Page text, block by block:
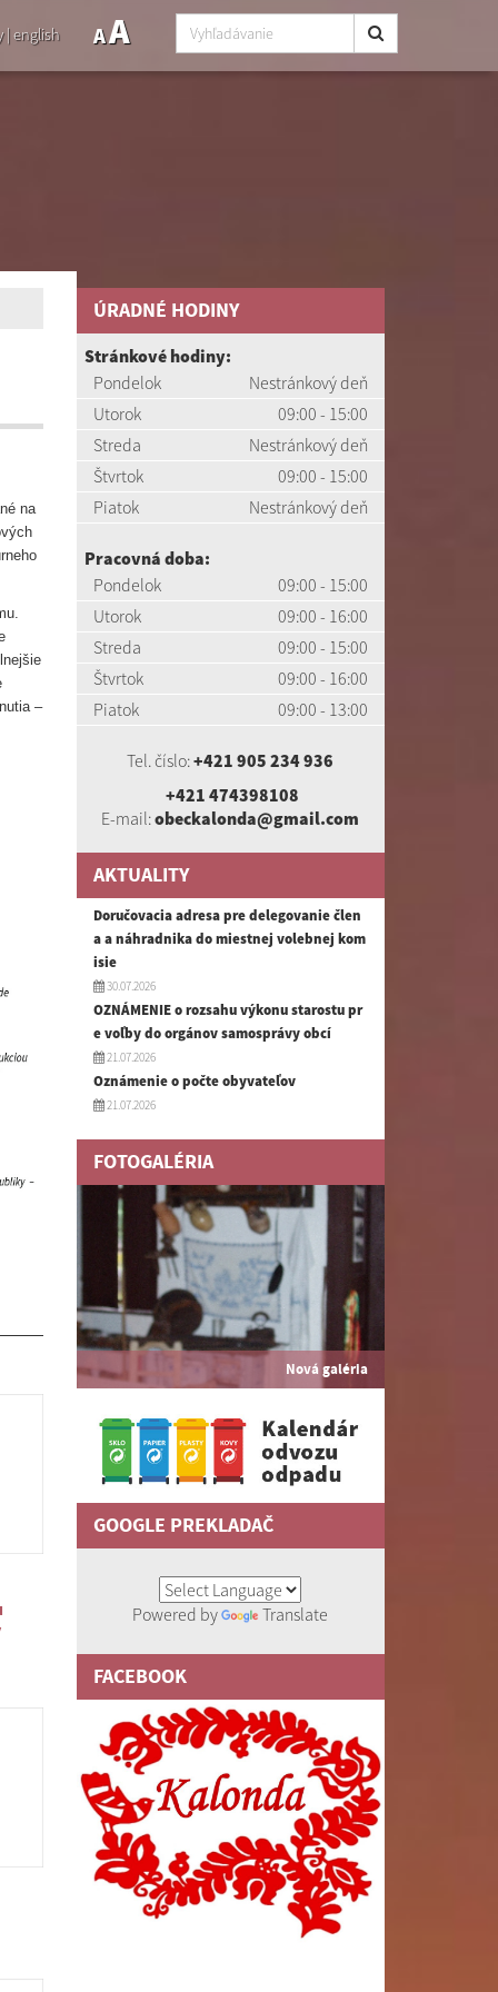
|english AA
na
–
ÚRADNÉ HODINY
Stránkové hodiny:
Pondelok
Nestránkový deň
Utorok
09:00 - 15:00
Streda
Nestránkový deň
Štvrtok
09:00 - 15:00
Piatok
Nestránkový deň
Pracovná doba:
Pondelok
09:00 - 15:00
Utorok
09:00 - 16:00
Streda
09:00 - 15:00
Štvrtok
09:00 - 16:00
Piatok
09:00 - 13:00
Tel. číslo:+421 905 234 936
+421 474398108
E-mail:obeckalonda@gmail.com
AKTUALITY
Doručovacia adresa pre delegovanie člen
a a náhradnika do miestnej volebnej kom
isie
30.07.2026
OZNÁMENIE o rozsahu výkonu starostu pr
e voľby do orgánov samosprávy obcí
21.07.2026
Oznámenie o počte obyvateľov
21.07.2026
FOTOGALÉRIA
Nová galéria
GOOGLE PREKLADAČ
Powered by Translate
FACEBOOK